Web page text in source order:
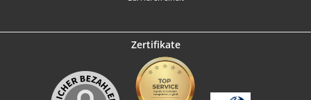
Zertifikate